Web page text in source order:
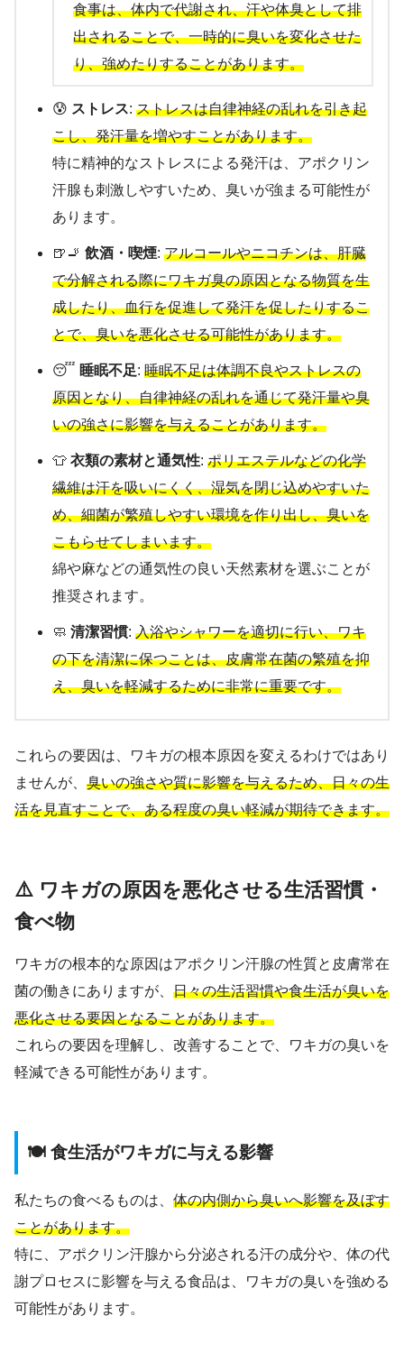
食事は、体内で代謝され、汗や体臭として排
出されることで、一時的に臭いを変化させた
り、強めたりすることがあります。
😰 ストレス: ストレスは自律神経の乱れを引き起
こし、発汗量を増やすことがあります。
特に精神的なストレスによる発汗は、アポクリン
汗腺も刺激しやすいため、臭いが強まる可能性が
あります。
🍺🚬 飲酒・喫煙: アルコールやニコチンは、肝臓
で分解される際にワキガ臭の原因となる物質を生
成したり、血行を促進して発汗を促したりするこ
とで、臭いを悪化させる可能性があります。
😴 睡眠不足: 睡眠不足は体調不良やストレスの
原因となり、自律神経の乱れを通じて発汗量や臭
いの強さに影響を与えることがあります。
👕 衣類の素材と通気性: ポリエステルなどの化学
繊維は汗を吸いにくく、湿気を閉じ込めやすいた
め、細菌が繁殖しやすい環境を作り出し、臭いを
こもらせてしまいます。
綿や麻などの通気性の良い天然素材を選ぶことが
推奨されます。
🧼 清潔習慣: 入浴やシャワーを適切に行い、ワキ
の下を清潔に保つことは、皮膚常在菌の繁殖を抑
え、臭いを軽減するために非常に重要です。
これらの要因は、ワキガの根本原因を変えるわけではあり
ませんが、 臭いの強さや質に影響を与えるため、日々の生
活を見直すことで、ある程度の臭い軽減が期待できます。
⚠️ ワキガの原因を悪化させる生活習慣・
食べ物
ワキガの根本的な原因はアポクリン汗腺の性質と皮膚常在
菌の働きにありますが、 日々の生活習慣や食生活が臭いを
悪化させる要因となることがあります。
これらの要因を理解し、改善することで、ワキガの臭いを
軽減できる可能性があります。
🍽️ 食生活がワキガに与える影響
私たちの食べるものは、 体の内側から臭いへ影響を及ぼす
ことがあります。
特に、アポクリン汗腺から分泌される汗の成分や、体の代
謝プロセスに影響を与える食品は、ワキガの臭いを強める
可能性があります。